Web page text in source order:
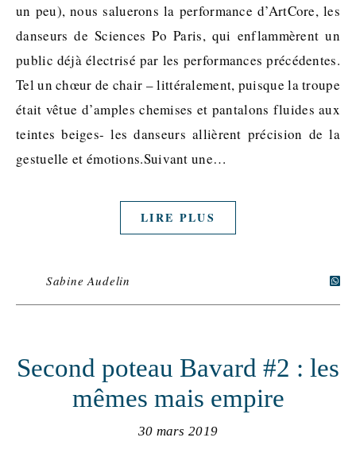
un peu), nous saluerons la performance d’ArtCore, les
danseurs de Sciences Po Paris, qui enflammèrent un
public déjà électrisé par les performances précédentes.
Tel un chœur de chair – littéralement, puisque la troupe
était vêtue d’amples chemises et pantalons fluides aux
teintes beiges- les danseurs allièrent précision de la
gestuelle et émotions.Suivant une…
LIRE PLUS
Sabine Audelin
Second poteau Bavard #2 : les
mêmes mais empire
30 mars 2019